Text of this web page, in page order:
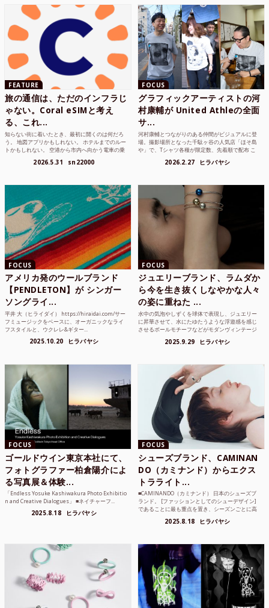
FEATURE
旅の通信は、ただのインフラじ
ゃない。Coral eSIMと考え
る、これ...
知らない街に着いたとき、最初に開くのは何だろ
う。 地図アプリかもしれない。 ホテルまでのルー
トかもしれない。 空港から市内へ向かう電車の乗
2026.5.31 sn22000
FOCUS
グラフィックアーティストの河
村康輔が United Athleの全面
サ...
河村康輔とつながりのある仲間がビジュアルに登
場。撮影場所となった千駄ヶ谷の人気店「ほそ島
や」で、Tシャツ各種が限定数、先着順で配布 こ
2026.2.27 ヒラバヤシ
FOCUS
アメリカ発のウールブランド
【PENDLETON】が シンガー
ソングライ...
平井 大（ヒライダイ） https://hiraidai.com/サー
フミュージックをベースに、オーガニックなライ
フスタイルと、ウクレレ&ギター...
2025.10.20 ヒラバヤシ
FOCUS
ジュエリーブランド、ラムダか
ら今を生き抜くしなやかな人々
の姿に重ねた ...
水中の気泡やしずくを球体で表現し、ジュエリー
に昇華させて、水にたゆたうような浮遊感を感じ
させるボールモチーフなどがモダンヴィンテージ
2025.9.29 ヒラバヤシ
FOCUS
ゴールドウイン東京本社にて、
フォトグラファー柏倉陽介によ
る写真展＆体験...
「Endless Yosuke Kashiwakura Photo Exhibitio
n and Creative Dialogues」 ■ネイチャーフ...
2025.8.18 ヒラバヤシ
FOCUS
シューズブランド、CAMINAN
DO（カミナンド）からエクス
トラライト...
■CAMINANDO（カミナンド） 日本のシューズブ
ランド。 [ファッションとしてのシューデザイン]
であることに最も重点を置き、シーズンごとに高
2025.8.18 ヒラバヤシ